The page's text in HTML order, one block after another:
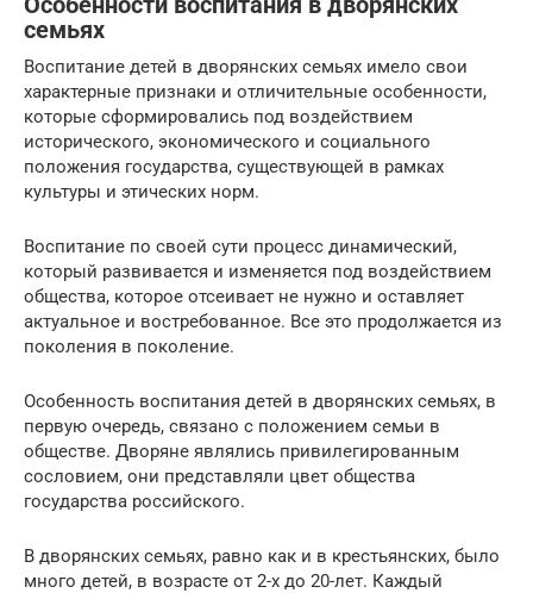
семьях
Воспитание детей в дворянских семьях имело свои
характерные признаки и отличительные особенности,
которые сформировались под воздействием
исторического, экономического и социального
положения государства, существующей в рамках
культуры и этических норм.
Воспитание по своей сути процесс динамический,
который развивается и изменяется под воздействием
общества, которое отсеивает не нужно и оставляет
актуальное и востребованное. Все это продолжается из
поколения в поколение.
Особенность воспитания детей в дворянских семьях, в
первую очередь, связано с положением семьи в
обществе. Дворяне являлись привилегированным
сословием, они представляли цвет общества
государства российского.
В дворянских семьях, равно как и в крестьянских, было
много детей, в возрасте от 2-х до 20-лет. Каждый